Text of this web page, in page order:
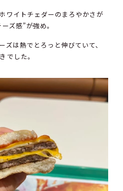
ワイトチェダーのまろやかさが
ズ感”が強め。
ズは熱でとろっと伸びていて、
でした。